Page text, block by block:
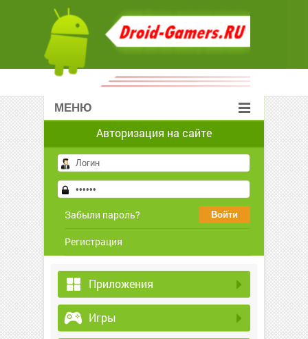
МЕНЮ
Авторизация на сайте
Забыли пароль?
Регистрация
Приложения
Игры